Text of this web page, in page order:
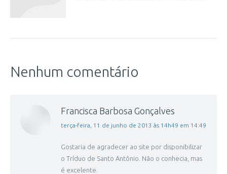
Nenhum comentário
Francisca Barbosa Gonçalves
disse:
terça-feira, 11 de junho de 2013 às 14h49 em 14:49
Gostaria de agradecer ao site por disponibilizar
o Tríduo de Santo Antônio. Não o conhecia, mas
é excelente.